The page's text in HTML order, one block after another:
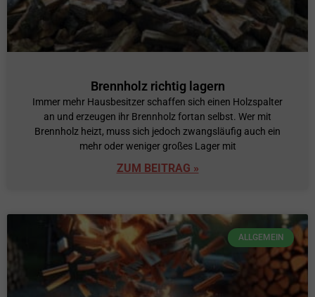
Brennholz richtig lagern
Immer mehr Hausbesitzer schaffen sich einen Holzspalter
an und erzeugen ihr Brennholz fortan selbst. Wer mit
Brennholz heizt, muss sich jedoch zwangsläufig auch ein
mehr oder weniger großes Lager mit
ZUM BEITRAG »
ALLGEMEIN